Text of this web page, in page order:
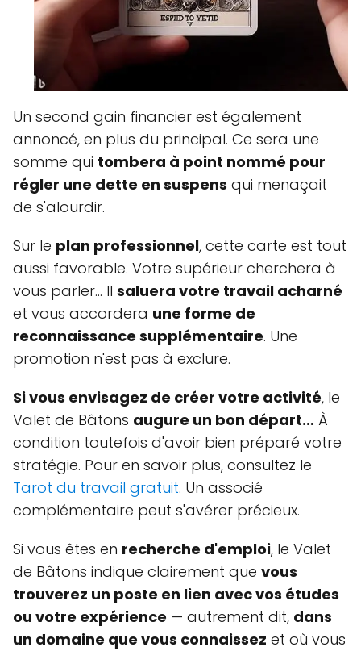
Un second gain financier est également
annoncé, en plus du principal. Ce sera une
somme qui tombera à point nommé pour
régler une dette en suspens qui menaçait
de s'alourdir.
Sur le plan professionnel, cette carte est tout
aussi favorable. Votre supérieur cherchera à
vous parler… Il saluera votre travail acharné
et vous accordera une forme de
reconnaissance supplémentaire. Une
promotion n'est pas à exclure.
Si vous envisagez de créer votre activité, le
Valet de Bâtons augure un bon départ… À
condition toutefois d'avoir bien préparé votre
stratégie. Pour en savoir plus, consultez le
Tarot du travail gratuit. Un associé
complémentaire peut s'avérer précieux.
Si vous êtes en recherche d'emploi, le Valet
de Bâtons indique clairement que vous
trouverez un poste en lien avec vos études
ou votre expérience — autrement dit, dans
un domaine que vous connaissez et où vous